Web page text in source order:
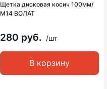
Щетка дисковая косич 100мм/
М14 ВОЛАТ
280 руб. /шт
В корзину